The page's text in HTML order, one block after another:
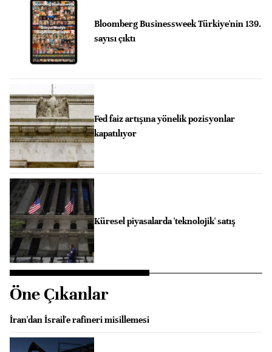
Bloomberg Businessweek Türkiye'nin 139.
sayısı çıktı
Fed faiz artışına yönelik pozisyonlar
kapatılıyor
Küresel piyasalarda 'teknolojik' satış
Öne Çıkanlar
İran'dan İsrail'e rafineri misillemesi